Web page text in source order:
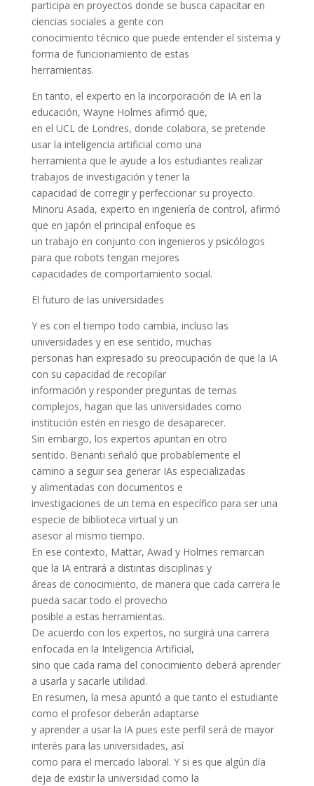
participa en proyectos donde se busca capacitar en
ciencias sociales a gente con
conocimiento técnico que puede entender el sistema y
forma de funcionamiento de estas
herramientas.
En tanto, el experto en la incorporación de IA en la
educación, Wayne Holmes afirmó que,
en el UCL de Londres, donde colabora, se pretende
usar la inteligencia artificial como una
herramienta que le ayude a los estudiantes realizar
trabajos de investigación y tener la
capacidad de corregir y perfeccionar su proyecto.
Minoru Asada, experto en ingeniería de control, afirmó
que en Japón el principal enfoque es
un trabajo en conjunto con ingenieros y psicólogos
para que robots tengan mejores
capacidades de comportamiento social.
El futuro de las universidades
Y es con el tiempo todo cambia, incluso las
universidades y en ese sentido, muchas
personas han expresado su preocupación de que la IA
con su capacidad de recopilar
información y responder preguntas de temas
complejos, hagan que las universidades como
institución estén en riesgo de desaparecer.
Sin embargo, los expertos apuntan en otro
sentido. Benanti señaló que probablemente el
camino a seguir sea generar IAs especializadas
y alimentadas con documentos e
investigaciones de un tema en específico para ser una
especie de biblioteca virtual y un
asesor al mismo tiempo.
En ese contexto, Mattar, Awad y Holmes remarcan
que la IA entrará a distintas disciplinas y
áreas de conocimiento, de manera que cada carrera le
pueda sacar todo el provecho
posible a estas herramientas.
De acuerdo con los expertos, no surgirá una carrera
enfocada en la Inteligencia Artificial,
sino que cada rama del conocimiento deberá aprender
a usarla y sacarle utilidad.
En resumen, la mesa apuntó a que tanto el estudiante
como el profesor deberán adaptarse
y aprender a usar la IA pues este perfil será de mayor
interés para las universidades, así
como para el mercado laboral. Y si es que algún día
deja de existir la universidad como la